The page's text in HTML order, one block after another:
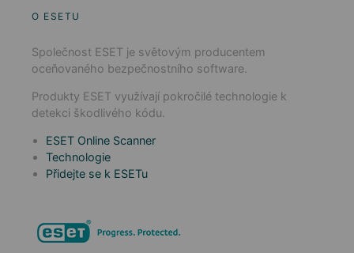
O ESETU
Společnost ESET je světovým producentem
oceňovaného bezpečnostního software.
Produkty ESET využívají pokročilé technologie k
detekci škodlivého kódu.
ESET Online Scanner
Technologie
Přidejte se k ESETu